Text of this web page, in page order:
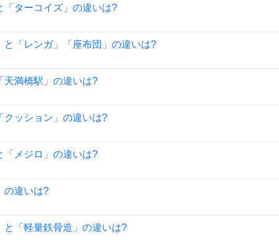
「ターコイズ」の違いは?
と「レンガ」「座布団」の違いは?
天満橋駅」の違いは?
クッション」の違いは?
「メジロ」の違いは?
の違いは?
と「軽量鉄骨造」の違いは?